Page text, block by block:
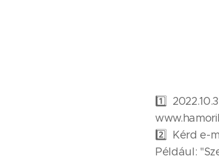
1️⃣
2️⃣ Kérd e-
Például: